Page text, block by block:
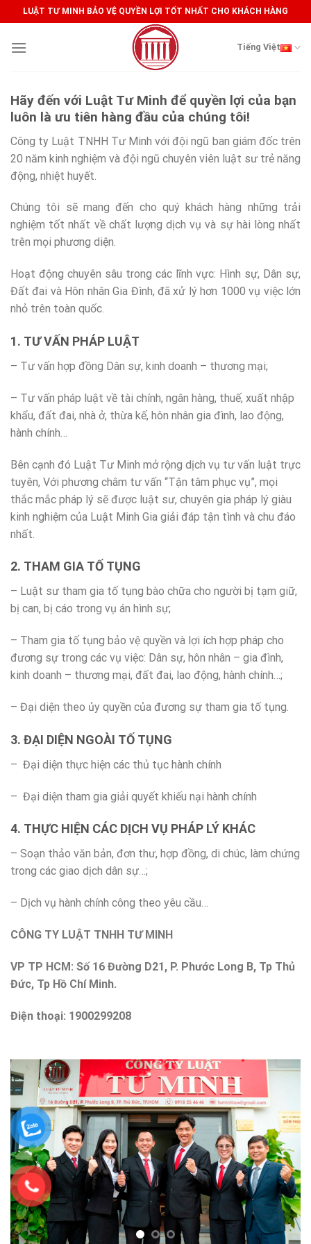
to
content
LUẬT TƯ MINH BẢO VỆ QUYỀN LỢI TỐT NHẤT CHO KHÁCH HÀNG
Tiếng Việt
Hãy đến với Luật Tư Minh để quyền lợi của bạn
luôn là ưu tiên hàng đầu của chúng tôi!
Công ty Luật TNHH Tư Minh với đội ngũ ban giám đốc trên
20 năm kinh nghiệm và đội ngũ chuyên viên luật sư trẻ năng
động, nhiệt huyết.
Chúng tôi sẽ mang đến cho quý khách hàng những trải
nghiệm tốt nhất về chất lượng dịch vụ và sự hài lòng nhất
trên mọi phương diện.
Hoạt động chuyên sâu trong các lĩnh vực: Hình sự, Dân sự,
Đất đai và Hôn nhân Gia Đình, đã xử lý hơn 1000 vụ việc lớn
nhỏ trên toàn quốc.
1. TƯ VẤN PHÁP LUẬT
– Tư vấn hợp đồng Dân sự, kinh doanh – thương mại;
– Tư vấn pháp luật về tài chính, ngân hàng, thuế, xuất nhập
khẩu, đất đai, nhà ở, thừa kế, hôn nhân gia đình, lao động,
hành chính…
Bên cạnh đó Luật Tư Minh mở rộng dịch vụ tư vấn luật trực
tuyên, Với phương châm tư vấn “Tận tâm phục vụ”, mọi
thắc mắc pháp lý sẽ được luật sư, chuyên gia pháp lý giàu
kinh nghiệm của Luật Minh Gia giải đáp tận tình và chu đáo
nhất.
2. THAM GIA TỐ TỤNG
– Luật sư tham gia tố tụng bào chữa cho người bị tạm giữ,
bị can, bị cáo trong vụ án hình sự;
– Tham gia tố tụng bảo vệ quyền và lợi ích hợp pháp cho
đương sự trong các vụ việc: Dân sự, hôn nhân – gia đình,
kinh doanh – thương mại, đất đai, lao động, hành chính…;
– Đại diện theo ủy quyền của đương sự tham gia tố tụng.
3. ĐẠI DIỆN NGOÀI TỐ TỤNG
– Đại diện thực hiện các thủ tục hành chính
– Đại diện tham gia giải quyết khiếu nại hành chính
4. THỰC HIỆN CÁC DỊCH VỤ PHÁP LÝ KHÁC
– Soạn thảo văn bản, đơn thư, hợp đồng, di chúc, làm chứng
trong các giao dịch dân sự…;
– Dịch vụ hành chính công theo yêu cầu…
CÔNG TY LUẬT TNHH TƯ MINH
VP TP HCM: Số 16 Đường D21, P. Phước Long B, Tp Thủ
Đức, Tp Hồ Chí Minh.
Điện thoại: 1900299208